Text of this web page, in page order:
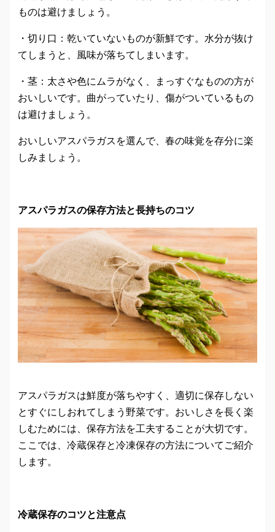
ものは避けましょう。
・切り口：乾いていないものが新鮮です。水分が抜け
てしまうと、風味が落ちてしまいます。
・茎：太さや色にムラがなく、まっすぐなものの方が
おいしいです。曲がっていたり、傷がついているもの
は避けましょう。
おいしいアスパラガスを選んで、春の味覚を存分に楽
しみましょう。
アスパラガスの保存方法と長持ちのコツ
アスパラガスは鮮度が落ちやすく、適切に保存しない
とすぐにしおれてしまう野菜です。おいしさを長く楽
しむためには、保存方法を工夫することが大切です。
ここでは、冷蔵保存と冷凍保存の方法についてご紹介
します。
冷蔵保存のコツと注意点